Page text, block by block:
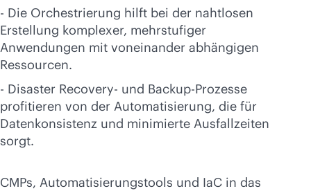
- Die Orchestrierung hilft bei der nahtlosen
Erstellung komplexer, mehrstufiger
Anwendungen mit voneinander abhängigen
Ressourcen.
- Disaster Recovery- und Backup-Prozesse
profitieren von der Automatisierung, die für
Datenkonsistenz und minimierte Ausfallzeiten
sorgt.
CMPs, Automatisierungstools und IaC in das